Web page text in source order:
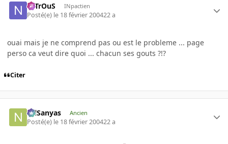
NiTrOuS INpactien
Posté(e) le 18 février 200422 a
ouai mais je ne comprend pas ou est le probleme ... page
perso ca veut dire quoi ... chacun ses gouts ?!?
Citer
NilSanyas Ancien
Posté(e) le 18 février 200422 a